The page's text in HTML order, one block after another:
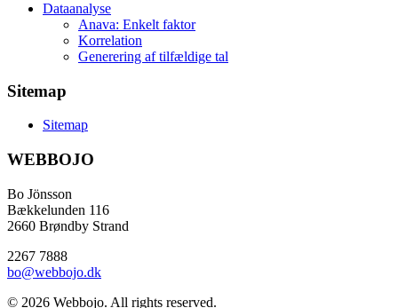
Dataanalyse
Anava: Enkelt faktor
Korrelation
Generering af tilfældige tal
Sitemap
Sitemap
WEBBOJO
Bo Jönsson
Bækkelunden 116
2660 Brøndby Strand
2267 7888
bo@webbojo.dk
© 2026 Webbojo. All rights reserved.